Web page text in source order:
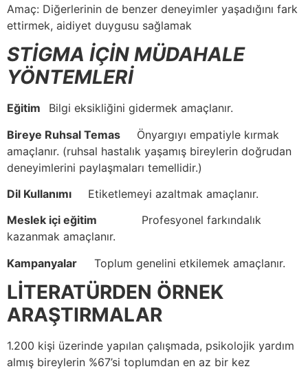
Amaç: Diğerlerinin de benzer deneyimler yaşadığını fark
ettirmek, aidiyet duygusu sağlamak
STİGMA İÇİN MÜDAHALE
YÖNTEMLERİ
Eğitim Bilgi eksikliğini gidermek amaçlanır.
Bireye Ruhsal Temas Önyargıyı empatiyle kırmak
amaçlanır. (ruhsal hastalık yaşamış bireylerin doğrudan
deneyimlerini paylaşmaları temellidir.)
Dil Kullanımı Etiketlemeyi azaltmak amaçlanır.
Meslek içi eğitim Profesyonel farkındalık
kazanmak amaçlanır.
Kampanyalar Toplum genelini etkilemek amaçlanır.
LİTERATÜRDEN ÖRNEK
ARAŞTIRMALAR
1.200 kişi üzerinde yapılan çalışmada, psikolojik yardım
almış bireylerin %67’si toplumdan en az bir kez